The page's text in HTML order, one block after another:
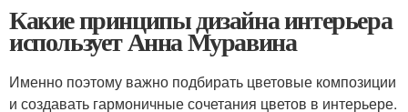
Какие принципы дизайна интерьера
использует Анна Муравина
Именно поэтому важно подбирать цветовые композиции
и создавать гармоничные сочетания цветов в интерьере.